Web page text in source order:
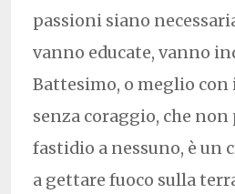
passioni siano
vanno educate, vanno
Battesimo, o meglio
senza coraggio, che
fastidio a nessuno, è un
a gettare fuoco sulla